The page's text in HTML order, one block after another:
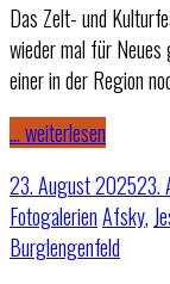
Das Zelt- und
wieder mal für
einer in der Region
… weiterlesen
23. August 202523.
FotogalerienAfsky,
Burglengenfeld